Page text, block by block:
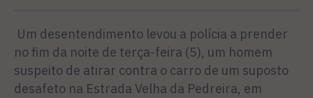
Um desentendimento levou a polícia a prender
no fim da noite de terça-feira (5), um homem
suspeito de atirar contra o carro de um suposto
desafeto na Estrada Velha da Pedreira, em